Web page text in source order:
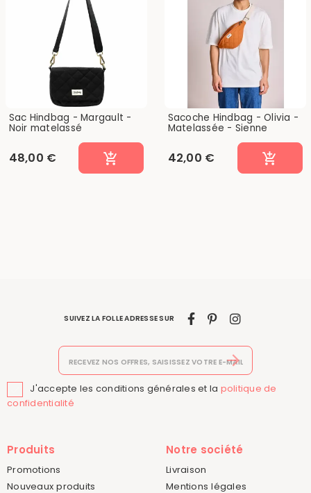
Sac Hindbag - Margault -
Noir matelassé
48,00 €
Sacoche Hindbag - Olivia -
Matelassée - Sienne
42,00 €
J'accepte les conditions générales et la politique de
confidentialité
SUIVEZ LA FOLLE ADRESSE SUR
Produits
Promotions
Nouveaux produits
Notre société
Livraison
Mentions légales